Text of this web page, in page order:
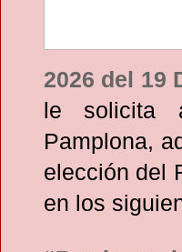
2026 del 19
le solicita
Pamplona,
elección del
en los